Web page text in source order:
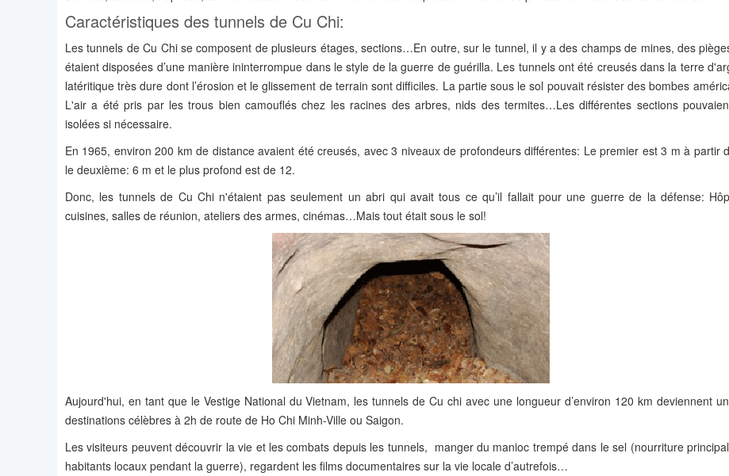
Caractéristiques des tunnels de Cu Chi:
Les tunnels de Cu Chi se composent de plusieurs étages, sections…En outre, sur le tunnel, il y a des champs de mines, des
étaient disposées d’une manière ininterrompue dans le style de la guerre de guérilla. Les tunnels ont été creusés dans la terre
latéritique très dure dont l’érosion et le glissement de terrain sont difficiles. La partie sous le sol pouvait résister des bombes
L'air a été pris par les trous bien camouflés chez les racines des arbres, nids des termites…Les différentes sections
isolées si nécessaire.
En 1965, environ 200 km de distance avaient été creusés, avec 3 niveaux de profondeurs différentes: Le premier est 3 m à partir
le deuxième: 6 m et le plus profond est de 12.
Donc, les tunnels de Cu Chi n'étaient pas seulement un abri qui avait tous ce qu’il fallait pour une guerre de la défense:
cuisines, salles de réunion, ateliers des armes, cinémas…Mais tout était sous le sol!
Aujourd'hui, en tant que le Vestige National du Vietnam, les tunnels de Cu chi avec une longueur d’environ 120 km deviennent
destinations célèbres à 2h de route de Ho Chi Minh-Ville ou Saigon.
Les visiteurs peuvent découvrir la vie et les combats depuis les tunnels, manger du manioc trempé dans le sel (nourriture
habitants locaux pendant la guerre), regardent les films documentaires sur la vie locale d’autrefois…